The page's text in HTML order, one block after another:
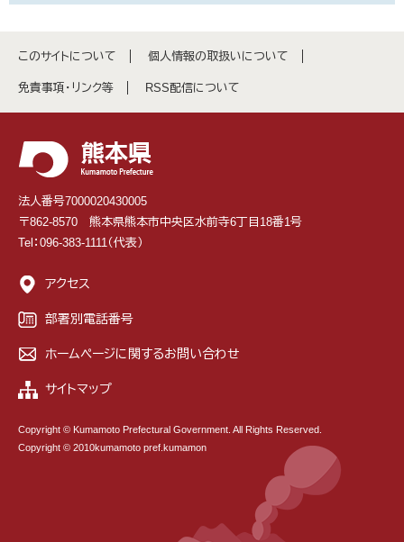
このサイトについて 個人情報の取扱いについて
免責事項・リンク等 RSS配信について
法人番号7000020430005
〒862-8570 熊本県熊本市中央区水前寺6丁目18番1号
Tel：096-383-1111（代表）
アクセス
部署別電話番号
ホームページに関するお問い合わせ
サイトマップ
Copyright © Kumamoto Prefectural Government. All Rights Reserved.
Copyright © 2010kumamoto pref.kumamon